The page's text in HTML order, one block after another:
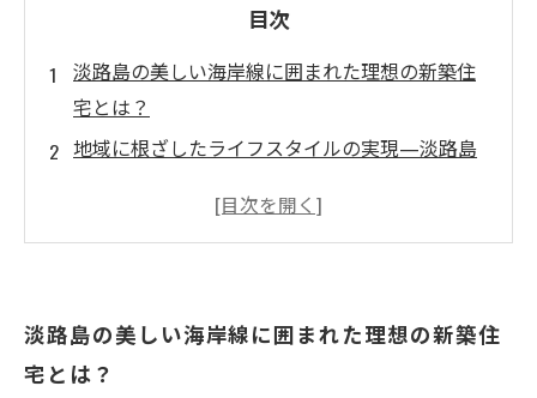
目次
淡路島の美しい海岸線に囲まれた理想の新築住
宅とは？
地域に根ざしたライフスタイルの実現—淡路島
自然との共生を考えた家づくり—淡路島の住宅
最新の住宅技術で快適な生活空間を作る方法
持続可能な暮らしを支える土地選びとデザイン
淡路島の美しい海岸線に囲まれた理想の新築住
宅とは？